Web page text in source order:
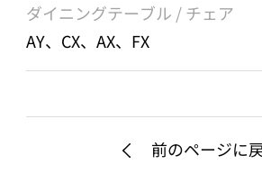
ダイニングテーブル / チェア
AY、CX、AX、FX
前のページに